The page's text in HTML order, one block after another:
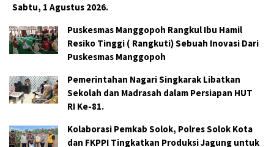
Sabtu, 1 Agustus 2026.
Puskesmas Manggopoh Rangkul Ibu Hamil
Resiko Tinggi ( Rangkuti) Sebuah Inovasi Dari
Puskesmas Manggopoh
Pemerintahan Nagari Singkarak Libatkan
Sekolah dan Madrasah dalam Persiapan HUT
RI Ke-81.
Kolaborasi Pemkab Solok, Polres Solok Kota
dan FKPPI Tingkatkan Produksi Jagung untuk